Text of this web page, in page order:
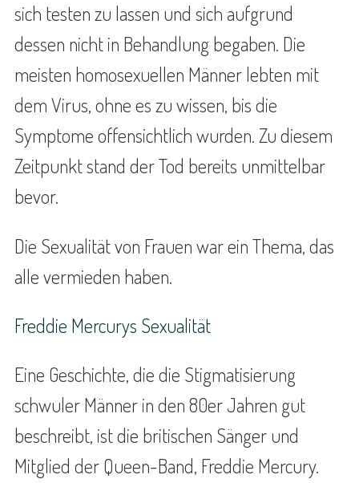
sich testen zu lassen und sich aufgrund
dessen nicht in Behandlung begaben. Die
meisten homosexuellen Männer lebten mit
dem Virus, ohne es zu wissen, bis die
Symptome offensichtlich wurden. Zu diesem
Zeitpunkt stand der Tod bereits unmittelbar
bevor.
Die Sexualität von Frauen war ein Thema, das
alle vermieden haben.
Freddie Mercurys Sexualität
Eine Geschichte, die die Stigmatisierung
schwuler Männer in den 80er Jahren gut
beschreibt, ist die britischen Sänger und
Mitglied der Queen-Band, Freddie Mercury.